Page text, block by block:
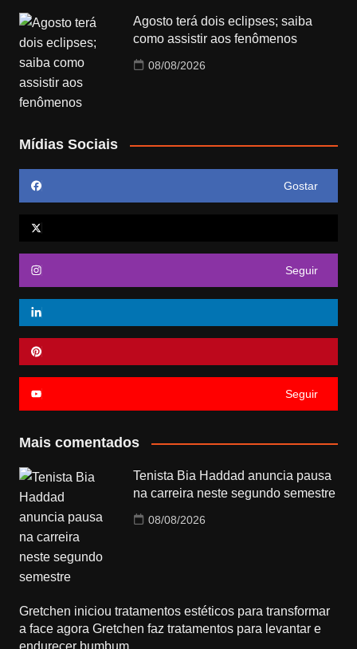
Agosto terá dois eclipses; saiba
como assistir aos fenômenos
08/08/2026
Mídias Sociais
Gostar
Seguir
Seguir
Mais comentados
Tenista Bia Haddad anuncia pausa
na carreira neste segundo semestre
08/08/2026
Gretchen iniciou tratamentos estéticos para transformar
a face agora Gretchen faz tratamentos para levantar e